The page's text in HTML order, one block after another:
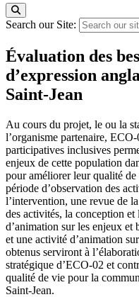
Search our Site:
Évaluation des
d’expression
Saint-Jean
Au cours du projet, le ou la
l’organisme partenaire,
participatives inclusives
enjeux de cette population
pour améliorer leur qualité
période d’observation des
l’intervention, une revue de
des activités, la conception
d’animation sur les enjeux et
et une activité d’animation
obtenus serviront à
stratégique d’ECO-02 et
qualité de vie pour la
Saint-Jean.